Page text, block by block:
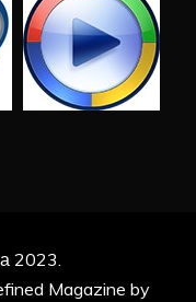
2023.
Magazine by